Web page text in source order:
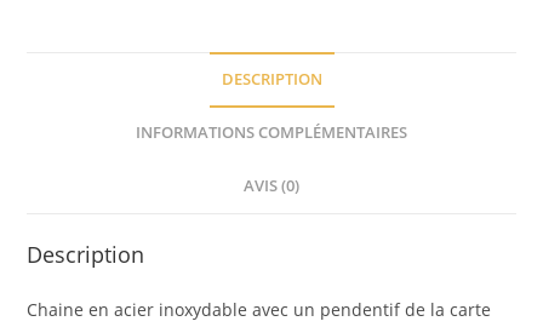
DESCRIPTION
INFORMATIONS COMPLÉMENTAIRES
AVIS (0)
Description
Chaine en acier inoxydable avec un pendentif de la carte